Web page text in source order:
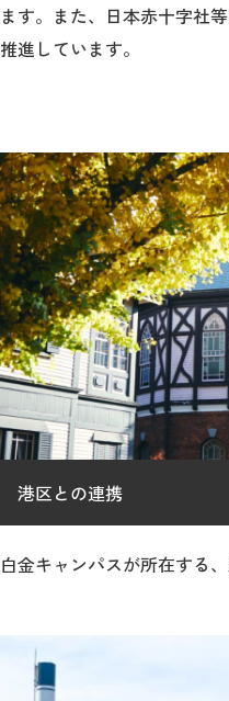
ます。また、日本赤十字社
推進しています。
港区との連携
白金キャンパスが所在する